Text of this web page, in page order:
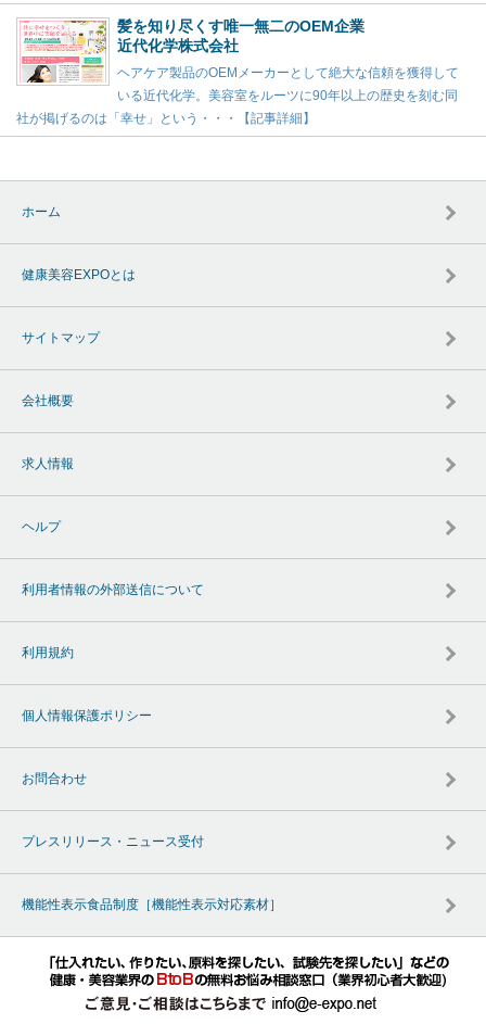
髪を知り尽くす唯一無二のOEM企業
近代化学株式会社
ヘアケア製品のOEMメーカーとして絶大な信頼を獲得して
いる近代化学。美容室をルーツに90年以上の歴史を刻む同
社が掲げるのは「幸せ」という・・・【記事詳細】
ホーム
健康美容EXPOとは
サイトマップ
会社概要
求人情報
ヘルプ
利用者情報の外部送信について
利用規約
個人情報保護ポリシー
お問合わせ
プレスリリース・ニュース受付
機能性表示食品制度［機能性表示対応素材］